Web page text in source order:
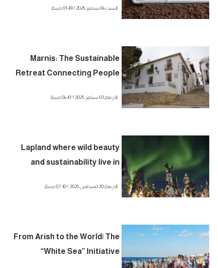
السبت 06 سبتمبر 2025 | 01:49 مساءً
Marnis: The Sustainable
Retreat Connecting People
الاربعاء 03 سبتمبر 2025 | 06:41 مساءً
Lapland where wild beauty
and sustainability live in
الاربعاء 20 اغسطس 2025 | 07:30 مساءً
From Arish to the World| The
“White Sea” Initiative